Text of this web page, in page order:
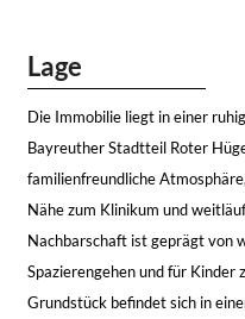
Lage
Die Immobilie liegt in einer
Bayreuther Stadtteil Roter
familienfreundliche
Nähe zum Klinikum und
Nachbarschaft ist geprägt von
Spazierengehen und für Kinder
Grundstück befindet sich in